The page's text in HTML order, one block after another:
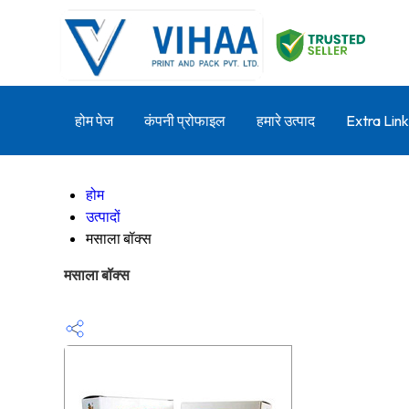
होम पेज कंपनी प्रोफाइल हमारे उत्पाद Extra Link
होम
उत्पादों
मसाला बॉक्स
मसाला बॉक्स